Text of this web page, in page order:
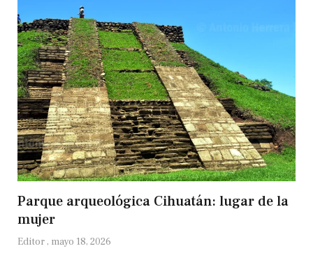
Parque arqueológica Cihuatán: lugar de la
mujer
Editor mayo 18, 2026